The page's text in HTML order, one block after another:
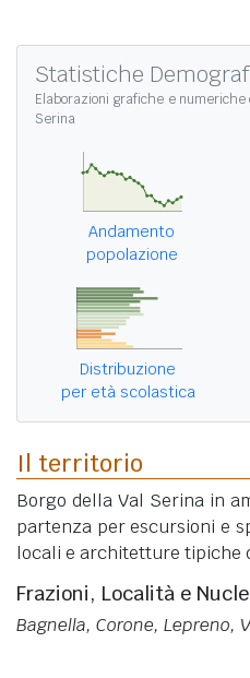
Statistiche
Elaborazioni grafiche e numeriche
Serina
Andamento
popolazione
Distribuzione
per età scolastica
Il territorio
Borgo della Val Serina in
partenza per escursioni e
locali e architetture tipiche
Frazioni, Località e
Bagnella, Corone, Lepreno,